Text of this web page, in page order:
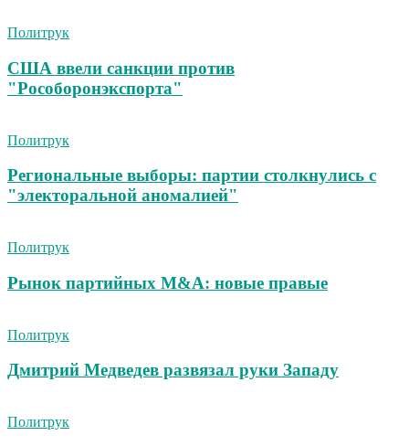
Политрук
США ввели санкции против
"Рособоронэкспорта"
Политрук
Региональные выборы: партии столкнулись с
"электоральной аномалией"
Политрук
Рынок партийных M&A: новые правые
Политрук
Дмитрий Медведев развязал руки Западу
Политрук